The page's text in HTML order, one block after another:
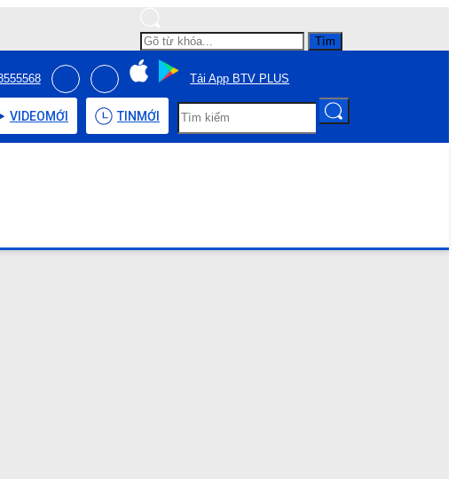
Tìm
Tải App BTV PLUS
VIDEOMỚI TIN MỚI